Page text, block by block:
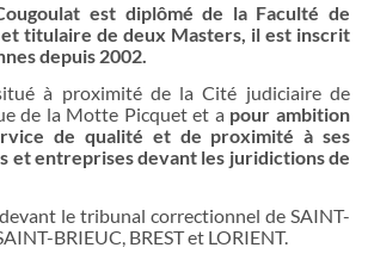
est diplômé de la Faculté de
et titulaire de deux Masters, il est inscrit
depuis 2002.
à proximité de la Cité judiciaire de
de la Motte Picquet et a pour ambition
de qualité et de proximité à ses
et entreprises devant les juridictions de
le tribunal correctionnel de SAINT-
BRIEUC, BREST et LORIENT.